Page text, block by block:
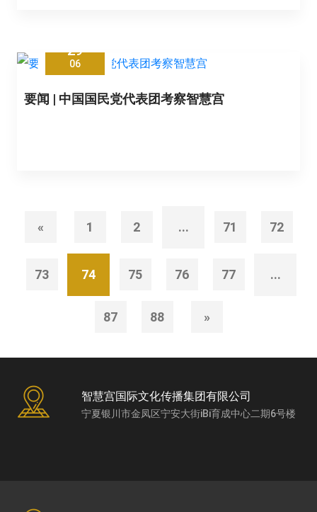
29
06
要闻 | 中国国民党代表团考察智慧宫
« 1 2 ... 71 72
73 74 75 76 77 ...
87 88 »
智慧宫国际文化传播集团有限公司
宁夏银川市金凤区宁安大街iBi育成中心二期6号楼